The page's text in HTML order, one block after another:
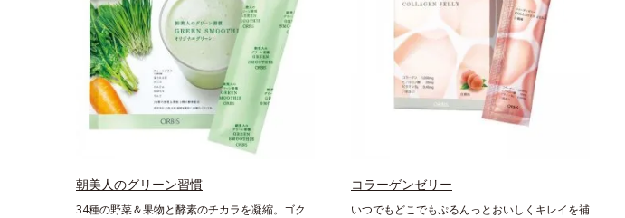
タミンB群＆アミノ酸」、スマホ漬けの日々をケ
アしてうるっとクリアな1日のスタートに「ビタ
ミンA＆ルテイン」、紫外線を気にかける女性こ
そ不足しやすい栄養素をチャージして、安定した
美しさをサポートする「カルシウム＆ビタミン
D」の全６種類。体の中からキレイの土台を整
え、美しさの次の一歩を引き出します。水なしで
OK、持ち歩きやすいパウチタイプなので、いつ
風味だから、おやつ感覚でおいしく楽しく続けら
朝美人のグリーン習慣
34種の野菜＆果物と酵素のチカラを凝縮。ゴク
コラーゲンゼリー
いつでもどこでもぷるんっとおいしくキレイを補